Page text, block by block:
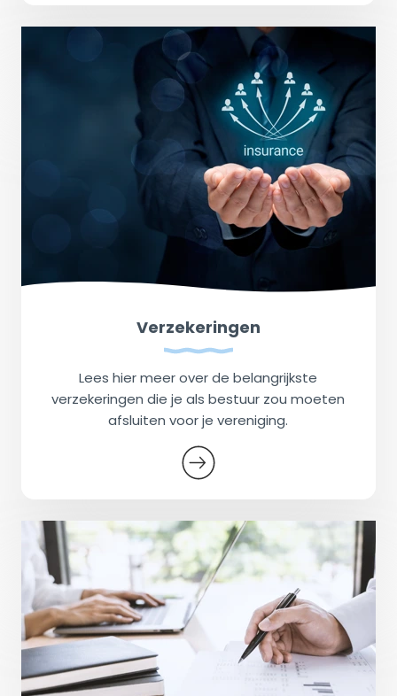
Verzekeringen
Lees hier meer over de belangrijkste
verzekeringen die je als bestuur zou moeten
afsluiten voor je vereniging.